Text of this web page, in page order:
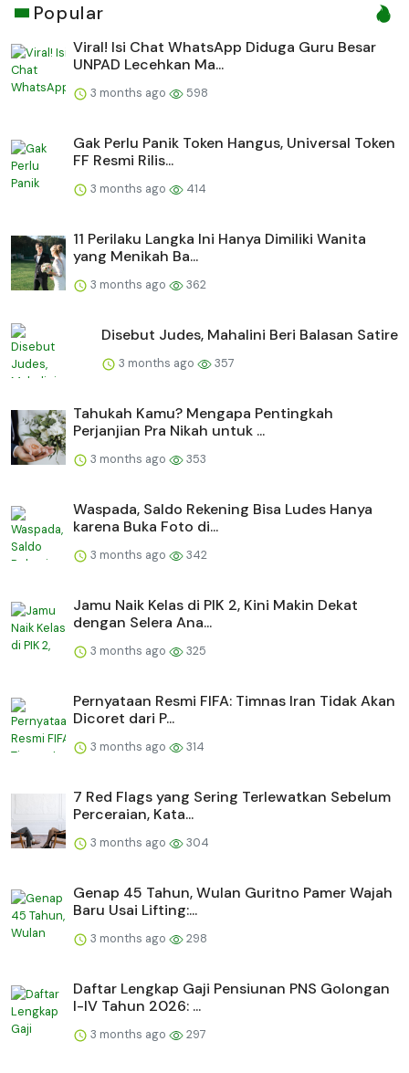
Popular
Viral! Isi Chat WhatsApp Diduga Guru Besar
UNPAD Lecehkan Ma...
3 months ago 598
Gak Perlu Panik Token Hangus, Universal Token
FF Resmi Rilis...
3 months ago 414
11 Perilaku Langka Ini Hanya Dimiliki Wanita
yang Menikah Ba...
3 months ago 362
Disebut Judes, Mahalini Beri Balasan Satire
3 months ago 357
Tahukah Kamu? Mengapa Pentingkah
Perjanjian Pra Nikah untuk ...
3 months ago 353
Waspada, Saldo Rekening Bisa Ludes Hanya
karena Buka Foto di...
3 months ago 342
Jamu Naik Kelas di PIK 2, Kini Makin Dekat
dengan Selera Ana...
3 months ago 325
Pernyataan Resmi FIFA: Timnas Iran Tidak Akan
Dicoret dari P...
3 months ago 314
7 Red Flags yang Sering Terlewatkan Sebelum
Perceraian, Kata...
3 months ago 304
Genap 45 Tahun, Wulan Guritno Pamer Wajah
Baru Usai Lifting:...
3 months ago 298
Daftar Lengkap Gaji Pensiunan PNS Golongan
I-IV Tahun 2026: ...
3 months ago 297